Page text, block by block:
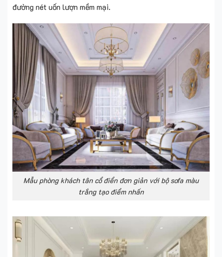
đường nét uốn lượn mềm mại.
Mẫu phòng khách tân cổ điển đơn giản với bộ sofa màu
trắng tạo điểm nhấn